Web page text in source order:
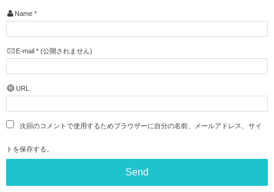
Name *
E-mail *(公開されません)
URL
次回のコメントで使用するためブラウザーに自分の名前、メールアドレス、サイ
トを保存する。